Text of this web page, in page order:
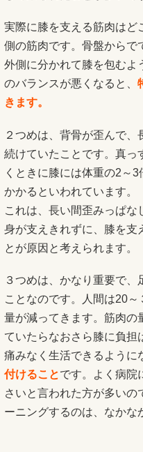
実際に膝を支える筋肉はど
側の筋肉です。骨盤からで
外側に分かれて膝を包むよ
のバランスが悪くなると、
きます。
２つめは、背骨が歪んで
続けていたことです。真っ
くときに膝には体重の2～
かかるといわれています。
これは、長い間歪みっぱ
身が支えきれずに、膝を支
とが原因と考えられます。
３つめは、かなり重要で
ことなのです。人間は20
量が減ってきます。筋肉の
ていたらなおさら膝に負担
痛みなく生活できるように
付けることです。よく病院
さいと言われた方が多いの
ーニングするのは、なかな